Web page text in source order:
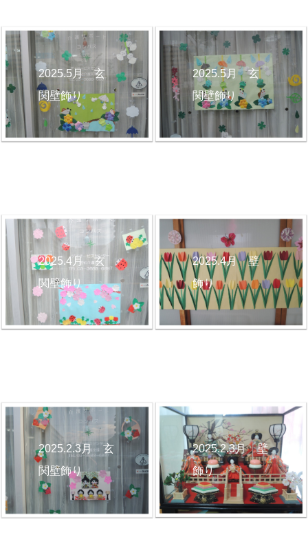
2025.5月 玄
関壁飾り
2025.5月 玄
関壁飾り
2025.4月 玄
関壁飾り
2025.4月 壁
飾り
2025.2.3月 玄
関壁飾り
2025.2.3月 壁
飾り